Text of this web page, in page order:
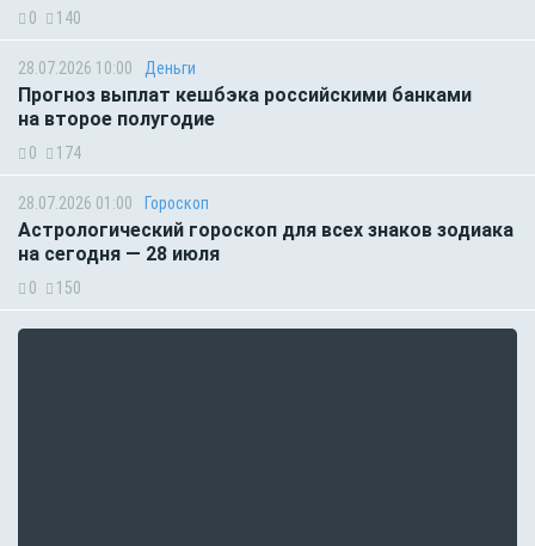
0 140
28.07.2026 10:00 Деньги
Прогноз выплат кешбэка российскими банками
на второе полугодие
0 174
28.07.2026 01:00 Гороскоп
Астрологический гороскоп для всех знаков зодиака
на сегодня — 28 июля
0 150